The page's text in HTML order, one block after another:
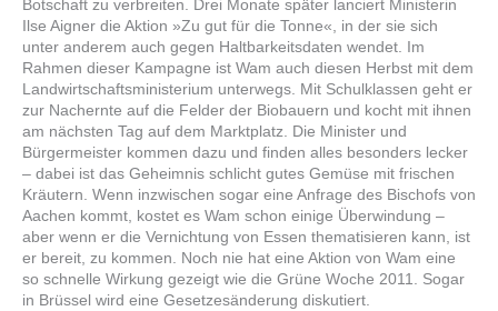
Botschaft zu verbreiten. Drei Monate später lanciert Ministerin
Ilse Aigner die Aktion »Zu gut für die Tonne«, in der sie sich
unter anderem auch gegen Haltbarkeitsdaten wendet. Im
Rahmen dieser Kampagne ist Wam auch diesen Herbst mit dem
Landwirtschaftsministerium unterwegs. Mit Schulklassen geht er
zur Nachernte auf die Felder der Biobauern und kocht mit ihnen
am nächsten Tag auf dem Marktplatz. Die Minister und
Bürgermeister kommen dazu und finden alles besonders lecker
– dabei ist das Geheimnis schlicht gutes Gemüse mit frischen
Kräutern. Wenn inzwischen sogar eine Anfrage des Bischofs von
Aachen kommt, kostet es Wam schon einige Überwindung –
aber wenn er die Vernichtung von Essen thematisieren kann, ist
er bereit, zu kommen. Noch nie hat eine Aktion von Wam eine
so schnelle Wirkung gezeigt wie die Grüne Woche 2011. Sogar
in Brüssel wird eine Gesetzesänderung diskutiert.